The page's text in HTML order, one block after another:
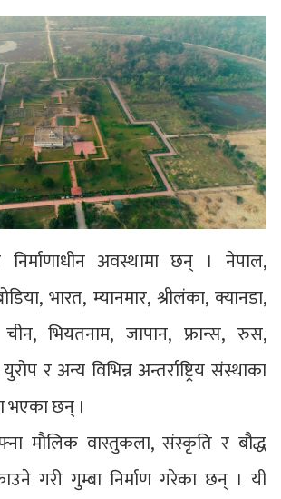
अवस्थामा छन् । नेपाल,
भारत, म्यानमार, श्रीलंका, क्यानडा,
चीन, भियतनाम, जापान, फ्रान्स, रुस,
र अन्य विभिन्न अन्तर्राष्ट्रिय संस्थाका
भएका छन् ।
मौलिक वास्तुकला, संस्कृति र बौद्ध
गरी गुम्बा निर्माण गरेका छन् । यी